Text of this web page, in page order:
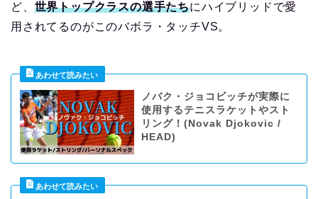
ど、 世界トップクラスの選手たちにハイブリッドで愛
用されてるのがこのバボラ・タッチVS。
ノバク・ジョコビッチが実際に
使用するテニスラケットやスト
リング！(Novak Djokovic /
HEAD)